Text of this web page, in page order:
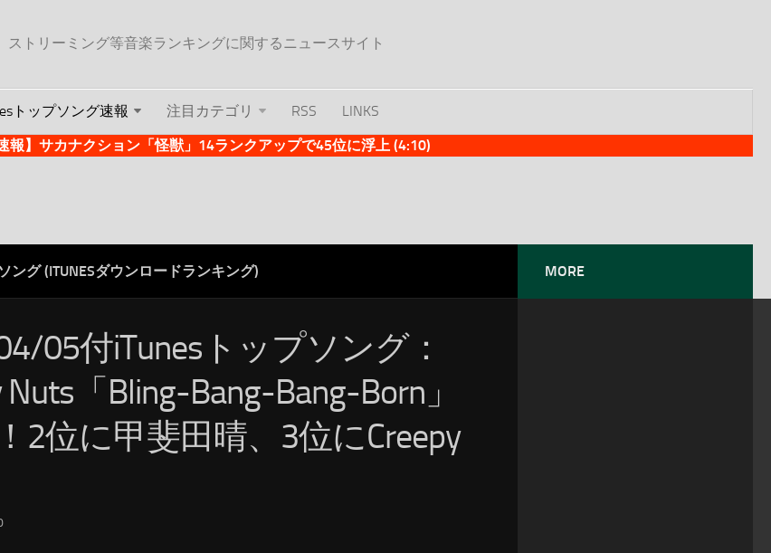
ストリーミング等音楽ランキングに関するニュースサイト
トップソング速報 注目カテゴリ RSS
LINKS
報】サカナクション「怪獣」14ランクアップで45位に浮上 (4:10)
ング (ITUNESダウンロードランキング)
05付iTunesトップソング：
Nuts「Bling-Bang-Bang-Born」
2位に甲斐田晴、3位にCreepy
MORE